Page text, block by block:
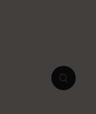
zoom.cta